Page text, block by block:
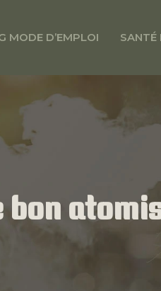
MODE D’EMPLOI SANTÉ